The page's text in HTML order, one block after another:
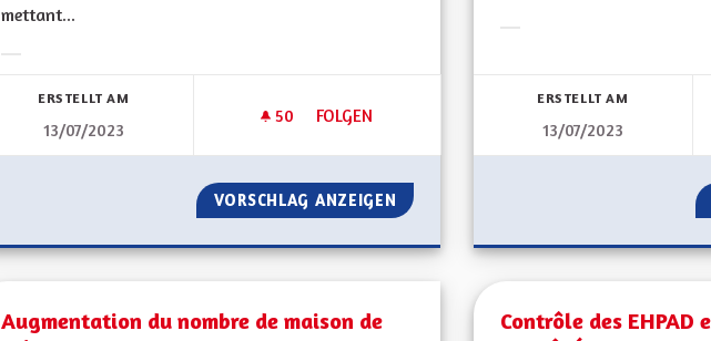
mettant...
ERSTELLT AM
13/07/2023
50 50 FOLLOWER
FOLGEN
DROIT À L'HYGIÈNE MENSTRUELLE
VORSCHLAG ANZEIGEN DROIT À L'HYGIÈNE MENSTRUELLE
ERSTELLT AM
13/07/2023
Augmentation du nombre de maison de
Contrôle des